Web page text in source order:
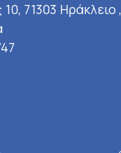
71303 Ηράκλειο ,